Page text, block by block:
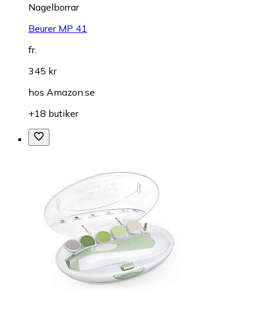
Nagelborrar
Beurer MP 41
fr.
345 kr
hos Amazon.se
+18 butiker